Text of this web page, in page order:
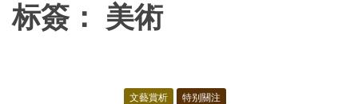
标簽： 美術
文藝賞析 特别關注